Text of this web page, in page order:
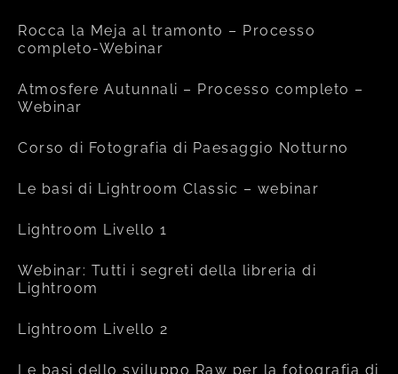
Rocca la Meja al tramonto – Processo
completo-Webinar
Atmosfere Autunnali – Processo completo –
Webinar
Corso di Fotografia di Paesaggio Notturno
Le basi di Lightroom Classic – webinar
Lightroom Livello 1
Webinar: Tutti i segreti della libreria di
Lightroom
Lightroom Livello 2
Le basi dello sviluppo Raw per la fotografia di